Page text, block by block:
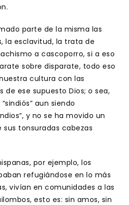
parte de la misma las
la esclavitud, la trata de
a cascoporro, si a eso
sobre disparate, todo eso
cultura con las
de ese supuesto Dios; o sea,
aun siendo
y no se ha movido un
tonsuradas cabezas
por ejemplo, los
refugiándose en lo más
vivían en comunidades a las
esto es: sin amos, sin